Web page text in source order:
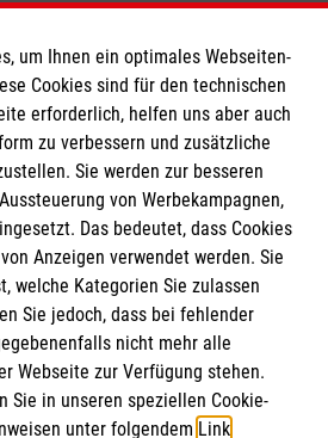
um Ihnen ein optimales Webseiten-
Cookies sind für den technischen
erforderlich, helfen uns aber auch
zu verbessern und zusätzliche
Sie werden zur besseren
von Werbekampagnen,
Das bedeutet, dass Cookies
Anzeigen verwendet werden. Sie
welche Kategorien Sie zulassen
Sie jedoch, dass bei fehlender
nicht mehr alle
Webseite zur Verfügung stehen.
Sie in unseren speziellen Cookie-
unter folgendem Link.